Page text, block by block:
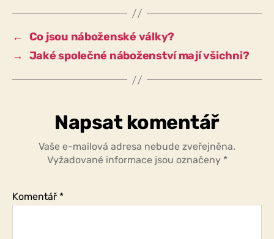
víra?
← Co jsou náboženské války?
→ Jaké společné náboženství mají všichni?
Napsat komentář
Vaše e-mailová adresa nebude zveřejněna.
Vyžadované informace jsou označeny *
Komentář *